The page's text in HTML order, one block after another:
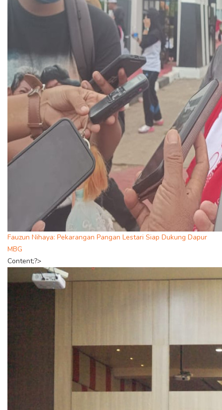
Fauzun Nihaya: Pekarangan Pangan Lestari Siap Dukung Dapur
MBG
Content;?>